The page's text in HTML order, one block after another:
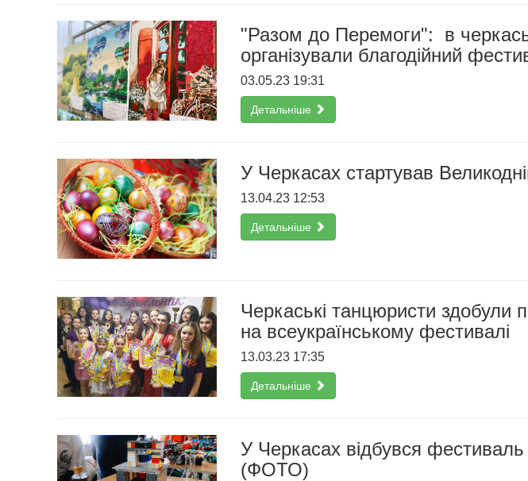
"Разом до Перемоги": в
організували благодійний
03.05.23 19:31
Детальніше
У Черкасах стартував
13.04.23 12:53
Детальніше
Черкаські танцюристи здобули
на всеукраїнському фестивалі
13.03.23 17:35
Детальніше
У Черкасах відбувся фестиваль
(ФОТО)